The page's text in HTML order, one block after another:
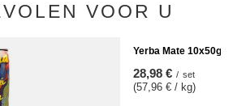
VOOR U
Yerba Mate 10x50g
28,98 € / set
(57,96 € / kg)